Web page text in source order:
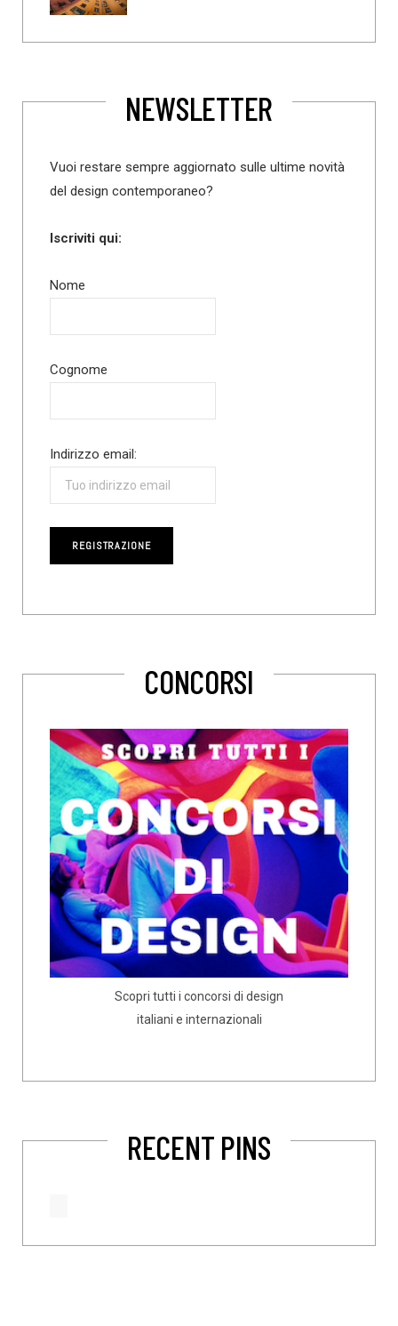
NEWSLETTER
Vuoi restare sempre aggiornato sulle ultime novità
del design contemporaneo?
Iscriviti qui:
Nome
Cognome
Indirizzo email:
CONCORSI
Scopri tutti i concorsi di design
italiani e internazionali
RECENT PINS